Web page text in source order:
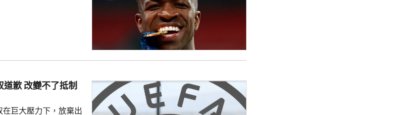
上陣375場賽事，入
最成功時期之一的關
道歉 改變不了抵制
在巨大壓力下，放棄出